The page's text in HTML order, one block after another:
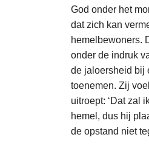
God onder het
dat zich kan
hemelbewoners.
onder de indruk
de jaloersheid bij
toenemen. Zij
uitroept: ‘Dat zal
hemel, dus hij
de opstand niet